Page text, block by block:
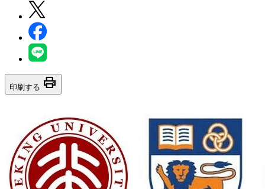
印刷する print